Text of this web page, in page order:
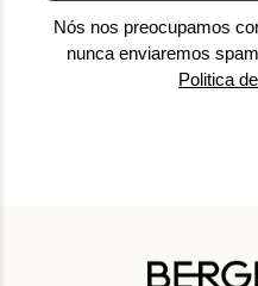
Nós nos preocupamos
nunca enviaremos
Politica